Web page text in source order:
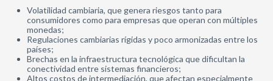
Volatilidad cambiaria, que genera riesgos tanto para
consumidores como para empresas que operan con múltiples
monedas;
Regulaciones cambiarias rígidas y poco armonizadas entre los
países;
Brechas en la infraestructura tecnológica que dificultan la
conectividad entre sistemas financieros;
Altos costos de intermediación, que afectan especialmente